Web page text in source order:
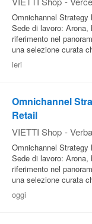
Omnichannel Strategy
Sede di lavoro: Arona,
riferimento nel
una selezione curata
ieri
Omnichannel
Retail
VIETTI Shop -
Omnichannel Strategy
Sede di lavoro: Arona,
riferimento nel
una selezione curata
oggi